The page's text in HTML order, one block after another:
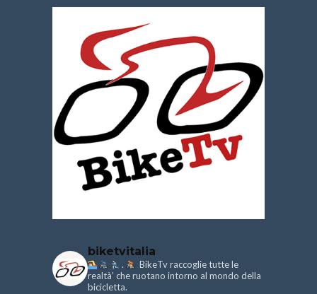
biketvitalia
.
BikeTv raccoglie tutte le
realtà’ che ruotano intorno al mondo della
bicicletta.